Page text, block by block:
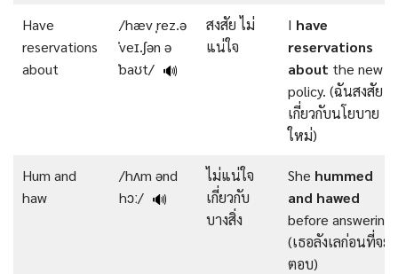
Have
reservations
about
/hæv ˌrez.ə
ˈveɪ.ʃən ə
ˈbaʊt/ 🔊
สงสัย ไม่
แน่ใจ
I have
reservations
about the new
policy. (ฉันสงสัย
เกี่ยวกับนโยบาย
ใหม่)
Hum and
haw
/hʌm ənd
hɔː/ 🔊
ไม่แน่ใจ
เกี่ยวกับ
บางสิ่ง
She hummed
and hawed
before answering.
(เธอลังเลก่อนที่จะ
ตอบ)